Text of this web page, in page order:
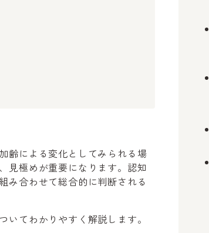
齢による変化としてみられる場
見極めが重要になります。認知
み合わせて総合的に判断される
てわかりやすく解説します。